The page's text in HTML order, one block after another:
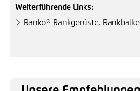
Weiterführende Links:
Ranko® Rankgerüste,